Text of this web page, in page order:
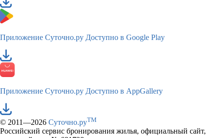
Приложение Суточно.ру Доступно в Google Play
Приложение Суточно.ру Доступно в AppGallery
© 2011—2026 Суточно.руTM
Российский сервис бронирования жилья, официальный сайт,